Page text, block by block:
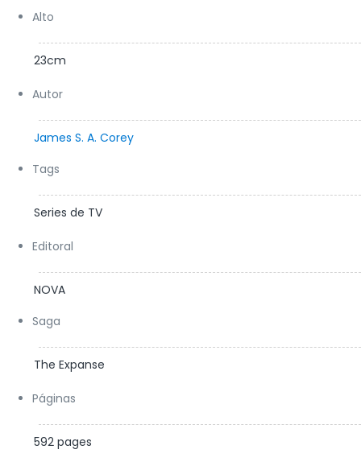
Alto
23cm
Autor
James S. A. Corey
Tags
Series de TV
Editoral
NOVA
Saga
The Expanse
Páginas
592 pages